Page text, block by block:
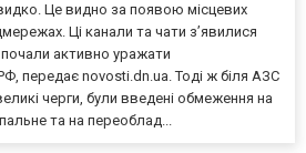
Це видно за появою місцевих
Ці канали та чати з’явилися
активно уражати
передає novosti.dn.ua. Тоді ж біля АЗС
черги, були введені обмеження на
та на переоблад...